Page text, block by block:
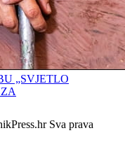
„SVJETLO
Sva prava